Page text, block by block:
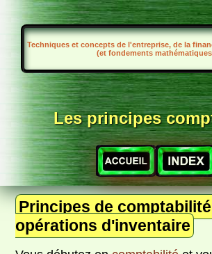
Techniques et concepts de l'entreprise, de la
(et fondements
Les principes
Principes de
opérations d'inventaire